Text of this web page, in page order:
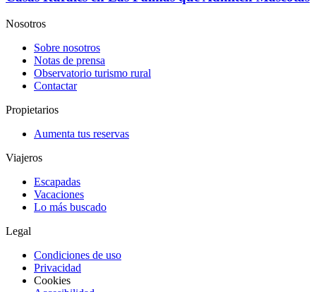
Nosotros
Sobre nosotros
Notas de prensa
Observatorio turismo rural
Contactar
Propietarios
Aumenta tus reservas
Viajeros
Escapadas
Vacaciones
Lo más buscado
Legal
Condiciones de uso
Privacidad
Cookies